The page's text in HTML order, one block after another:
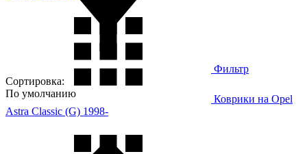
Коврики на Opel
Astra Classic (G) 1998-
Фильтр
Сортировка:
По умолчанию